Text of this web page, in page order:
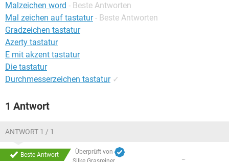
Malzeichen word - Beste Antworten
Mal zeichen auf tastatur - Beste Antworten
Gradzeichen tastatur
Azerty tastatur
E mit akzent tastatur
Die tastatur
Durchmesserzeichen tastatur ✓
1 Antwort
ANTWORT 1 / 1
Beste Antwort
Überprüft von
Silke Grasreiner